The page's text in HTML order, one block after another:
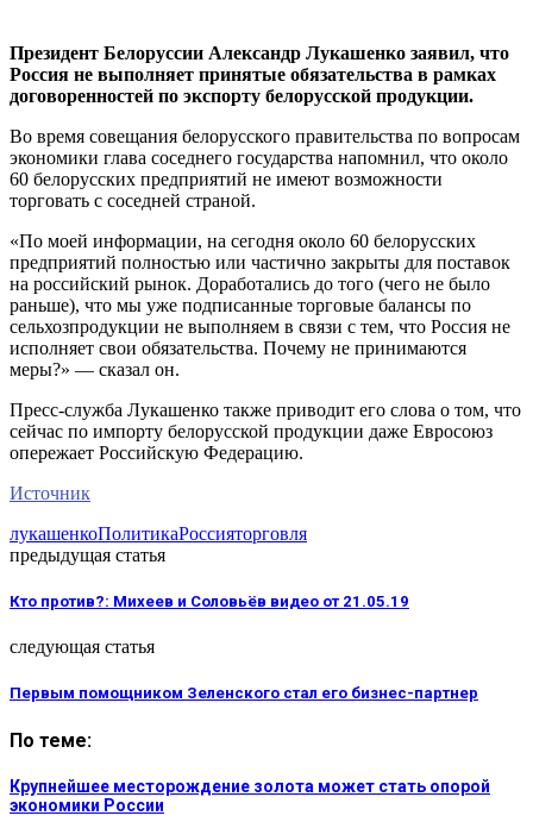
Президент Белоруссии Александр Лукашенко заявил, что
Россия не выполняет принятые обязательства в рамках
договоренностей по экспорту белорусской продукции.
Во время совещания белорусского правительства по вопросам
экономики глава соседнего государства напомнил, что около
60 белорусских предприятий не имеют возможности
торговать с соседней страной.
«По моей информации, на сегодня около 60 белорусских
предприятий полностью или частично закрыты для поставок
на российский рынок. Доработались до того (чего не было
раньше), что мы уже подписанные торговые балансы по
сельхозпродукции не выполняем в связи с тем, что Россия не
исполняет свои обязательства. Почему не принимаются
меры?» — сказал он.
Пресс-служба Лукашенко также приводит его слова о том, что
сейчас по импорту белорусской продукции даже Евросоюз
опережает Российскую Федерацию.
Источник
лукашенкоПолитикаРоссияторговля
предыдущая статья
Кто против?: Михеев и Соловьёв видео от 21.05.19
следующая статья
Первым помощником Зеленского стал его бизнес-партнер
По теме:
Крупнейшее месторождение золота может стать опорой
экономики России